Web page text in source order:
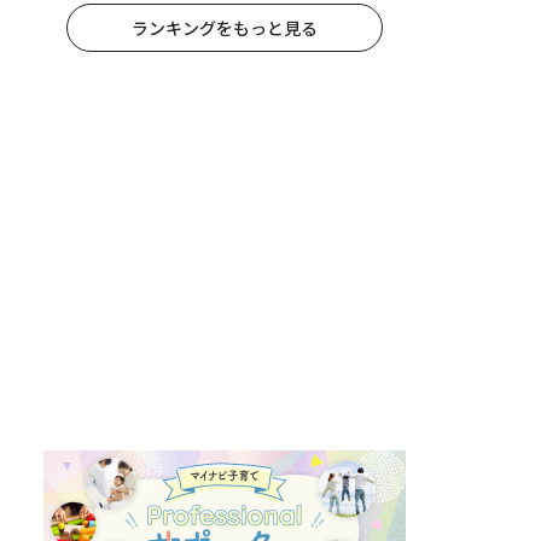
ランキングをもっと見る